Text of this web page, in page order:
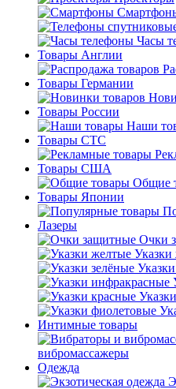
Часы
Товары Англии
Товары Германии
Товары России
Наши
Товары СТС
Товары США
Общие
Товары Японии
Лазеры
Очки
Интимные товары
вибромассажеры
Одежда